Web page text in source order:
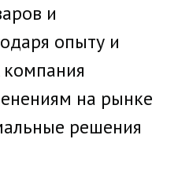
и
опыту и
на рынке
решения